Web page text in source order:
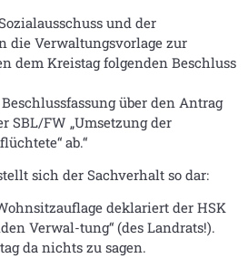
und der
die Verwaltungsvorlage zur
dem Kreistag folgenden Beschluss
über den Antrag
SBL/FW „Umsetzung der
ab.“
sich der Sachverhalt so dar:
deklariert der HSK
Verwal-tung“ (des Landrats!).
da nichts zu sagen.